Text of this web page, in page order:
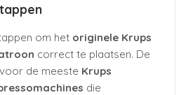
om het originele Krups
correct te plaatsen. De
de meeste Krups
die